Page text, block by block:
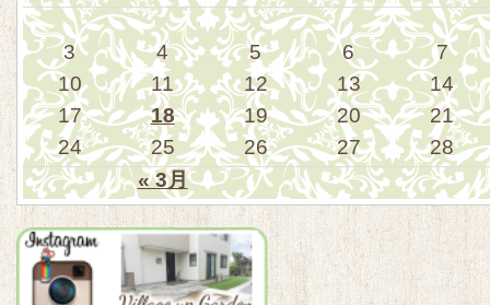
« 3月
3 4 5 6
7
10
11 12 13
14
17
18 19 20
21
24
25 26 27 28